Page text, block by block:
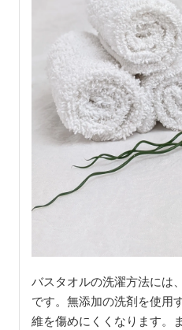
バスタオルの洗濯方法には
です。無添加の洗剤を使用
維を傷めにくくなります。